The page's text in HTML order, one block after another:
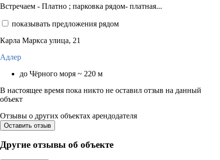
Встречаем - Платно ; парковка рядом- платная...
показывать предложения рядом
Карла Маркса улица, 21
Адлер
до Чёрного моря ~ 220 м
В настоящее время пока никто не оставил отзыв на данный
объект
Отзывы о других объектах арендодателя
Оставить отзыв
Другие отзывы об объекте